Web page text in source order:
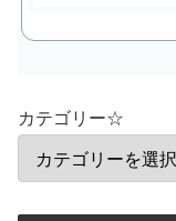
カテゴリー☆